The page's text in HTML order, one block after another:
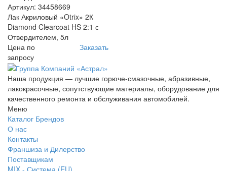
Артикул: 34458669
Лак Акриловый «Otrix» 2К
Diamond Clearcoat HS 2:1 с
Отвердителем, 5л
Цена по
запросу
Заказать
Наша продукция — лучшие горюче-смазочные, абразивные,
лакокрасочные, сопутствующие материалы, оборудование для
качественного ремонта и обслуживания автомобилей.
Меню
Каталог Брендов
О нас
Контакты
Франшиза и Дилерство
Поставщикам
MIX - Система (EU)